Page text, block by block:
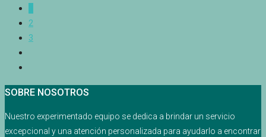
2
3
SOBRE NOSOTROS
Nuestro experimentado equipo se dedica a brindar un servicio
excepcional y una atención personalizada para ayudarlo a encontrar